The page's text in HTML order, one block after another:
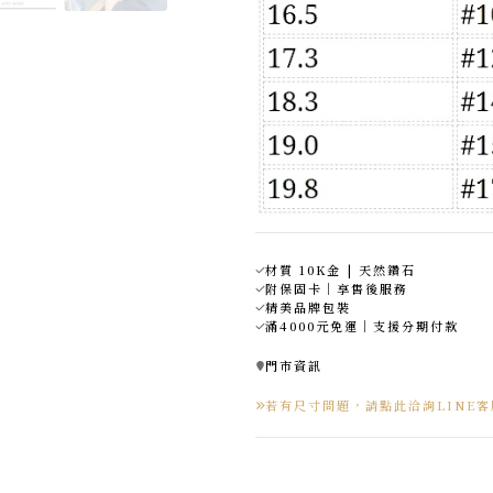
材質 10K金 | 天然鑽石
附保固卡｜享售後服務
精美品牌包裝
滿4000元免運｜支援分期付款
門市資訊
若有尺寸問題，請點此洽詢LINE